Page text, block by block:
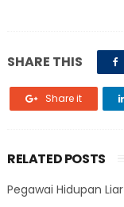
SHARE THIS
Share it
RELATED POSTS
Pegawai Hidupan Liar